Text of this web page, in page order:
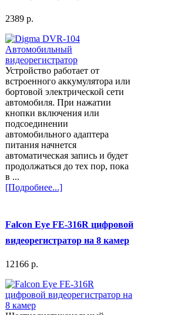
2389 p.
Устройство работает от
встроенного аккумулятора или
бортовой электрической сети
автомобиля. При нажатии
кнопки включения или
подсоединении
автомобильного адаптера
питания начнется
автоматическая запись и будет
продолжаться до тех пор, пока
в ...
[Подробнее...]
Falcon Eye FE-316R цифровой
видеорегистратор на 8 камер
12166 p.